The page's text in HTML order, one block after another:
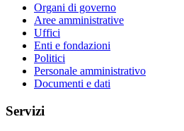
Organi di governo
Aree amministrative
Uffici
Enti e fondazioni
Politici
Personale amministrativo
Documenti e dati
Servizi